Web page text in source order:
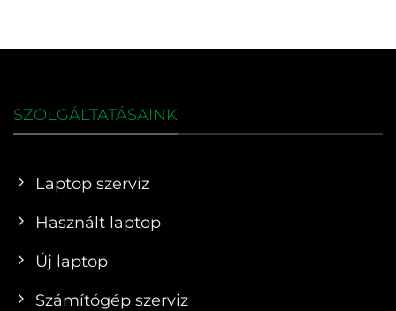
SZOLGÁLTATÁSAINK
Laptop szerviz
Használt laptop
Új laptop
Számítógép szerviz